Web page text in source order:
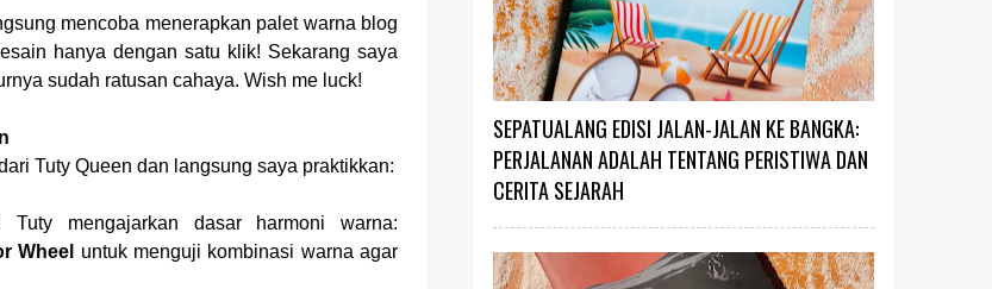
mencoba menerapkan palet warna blog
hanya dengan satu klik! Sekarang saya
sudah ratusan cahaya. Wish me luck!
Tuty Queen dan langsung saya praktikkan:
mengajarkan dasar harmoni warna:
Wheel
untuk menguji kombinasi warna agar
SEPATUALANG EDISI JALAN-JALAN KE BANGKA:
PERJALANAN ADALAH TENTANG PERISTIWA DAN
CERITA SEJARAH